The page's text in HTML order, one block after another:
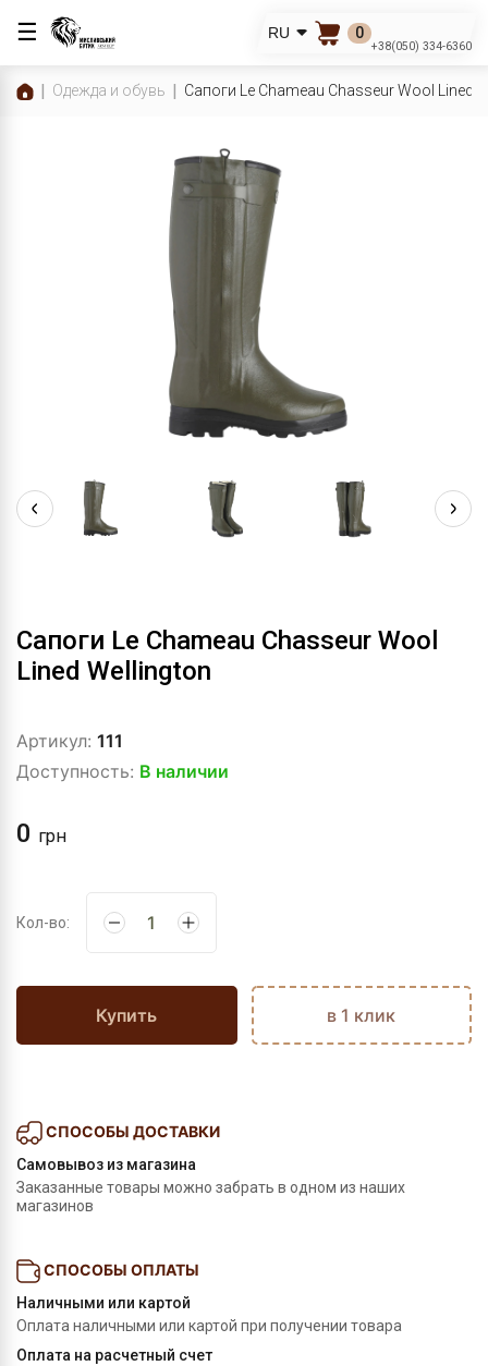
☰ RU 0
+38(050) 334-6360
Одежда и обувь Сапоги Le Chameau Chasseur Wool Lined
Сапоги Le Chameau Chasseur Wool
Lined Wellington
Артикул: 111
Доступность: В наличии
0 грн
Кол-во:
Купить в 1 клик
СПОСОБЫ ДОСТАВКИ
Самовывоз из магазина
Заказанные товары можно забрать в одном из наших
магазинов
СПОСОБЫ ОПЛАТЫ
Наличными или картой
Оплата наличными или картой при получении товара
Оплата на расчетный счет